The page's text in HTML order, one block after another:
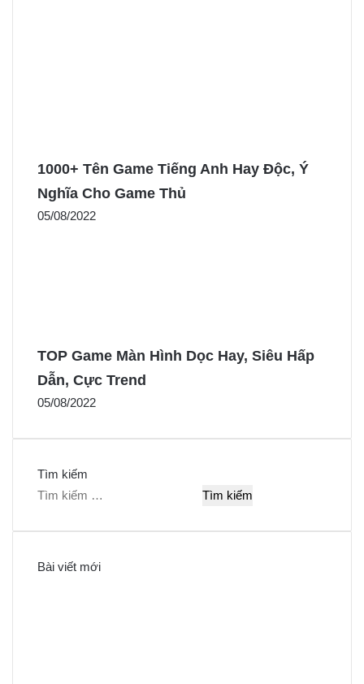
1000+ Tên Game Tiếng Anh Hay Độc, Ý
Nghĩa Cho Game Thủ
05/08/2022
TOP Game Màn Hình Dọc Hay, Siêu Hấp
Dẫn, Cực Trend
05/08/2022
Tìm kiếm
T
Bài viết mới